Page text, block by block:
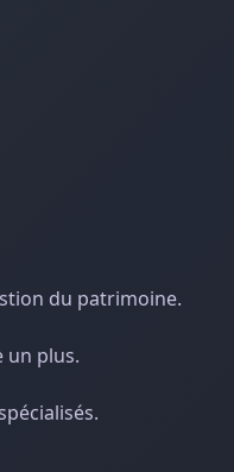
du patrimoine.
un plus.